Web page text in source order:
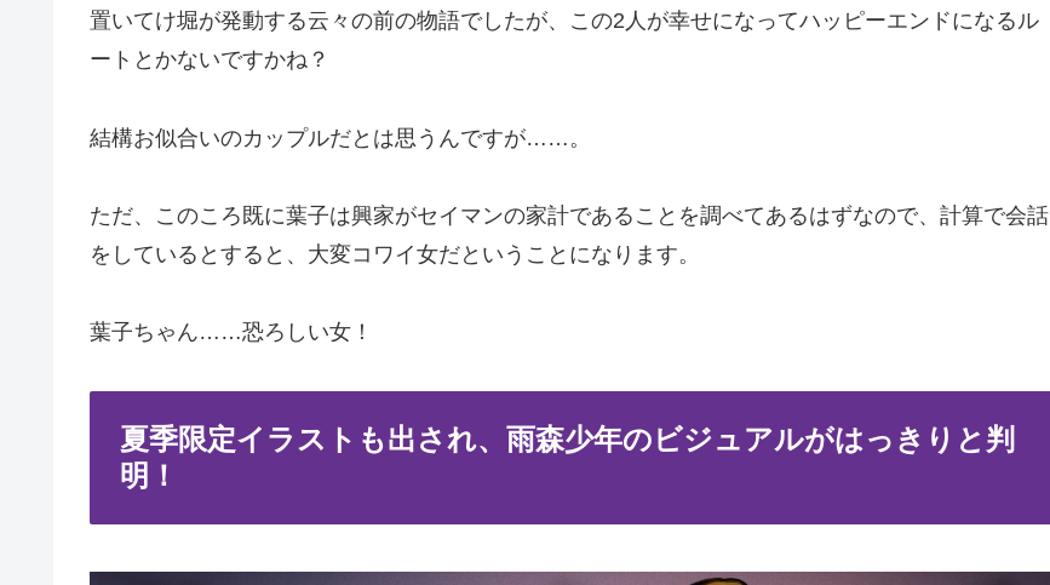
置いてけ堀が発動する云々の前の物語でしたが、この2人が幸せになってハッピーエンドになるル
ートとかないですかね？
結構お似合いのカップルだとは思うんですが……。
ただ、このころ既に葉子は興家がセイマンの家計であることを調べてあるはずなので、計算で会話
をしているとすると、大変コワイ女だということになります。
葉子ちゃん……恐ろしい女！
夏季限定イラストも出され、雨森少年のビジュアルがはっきりと判
明！